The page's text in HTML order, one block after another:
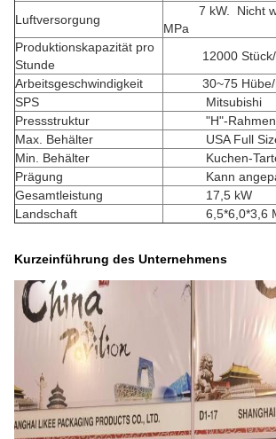
Luftversorgung
7 kW. Nicht
MPa
Produktionskapazität pro
Stunde
12000 Stück/
Arbeitsgeschwindigkeit
30~75 Hübe/
SPS
Mitsubishi
Pressstruktur
"H"-Rahmen
Max. Behälter
USA Full Size
Min. Behälter
Kuchen-Tarte
Prägung
Kann
Gesamtleistung
17,5 kW
Landschaft
6,5*6,0*3,6
Kurzeinführung des Unternehmens